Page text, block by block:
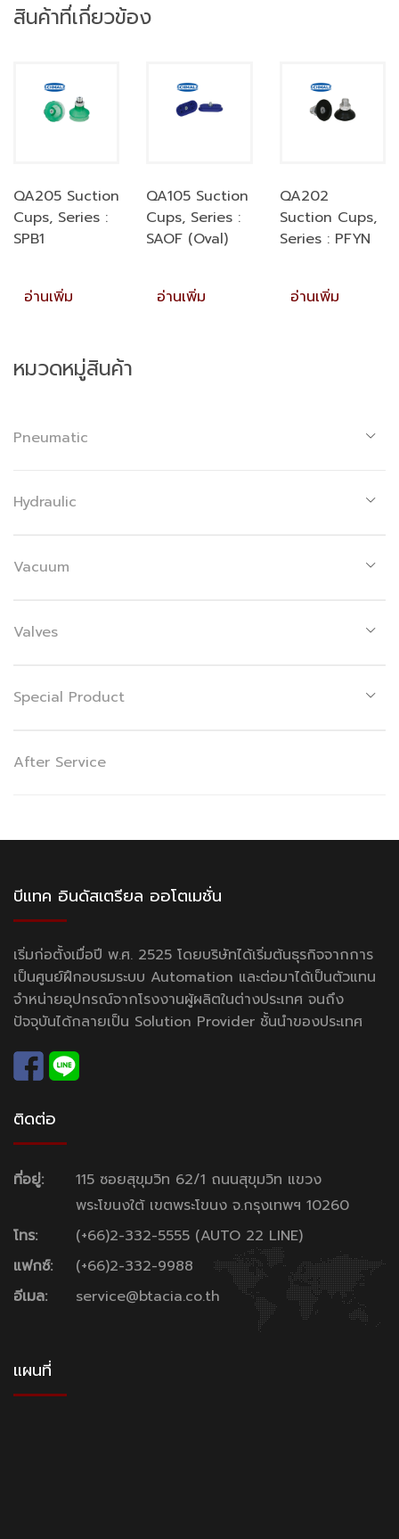
สินค้าที่เกี่ยวข้อง
QA205 Suction
Cups, Series :
SPB1
อ่านเพิ่ม
QA105 Suction
Cups, Series :
SAOF (Oval)
อ่านเพิ่ม
QA202
Suction Cups,
Series : PFYN
อ่านเพิ่ม
หมวดหมู่สินค้า
Pneumatic
Hydraulic
Vacuum
Valves
Special Product
After Service
บีแทค อินดัสเตรียล ออโตเมชั่น
เริ่มก่อตั้งเมื่อปี พ.ศ. 2525 โดยบริษัทได้เริ่มต้นธุรกิจจากการ
เป็นศูนย์ฝึกอบรมระบบ Automation และต่อมาได้เป็นตัวแทน
จำหน่ายอุปกรณ์จากโรงงานผู้ผลิตในต่างประเทศ จนถึง
ปัจจุบันได้กลายเป็น Solution Provider ชั้นนำของประเทศ
ติดต่อ
ที่อยู่:
115 ซอยสุขุมวิท 62/1 ถนนสุขุมวิท แขวง
พระโขนงใต้ เขตพระโขนง จ.กรุงเทพฯ 10260
โทร:
(+66)2-332-5555 (AUTO 22 LINE)
แฟกซ์:
(+66)2-332-9988
อีเมล:
service@btacia.co.th
แผนที่